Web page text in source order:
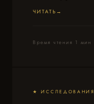
ЧИТАТЬ
Время чтения 1 мин
★ ИССЛЕДОВАНИЯ